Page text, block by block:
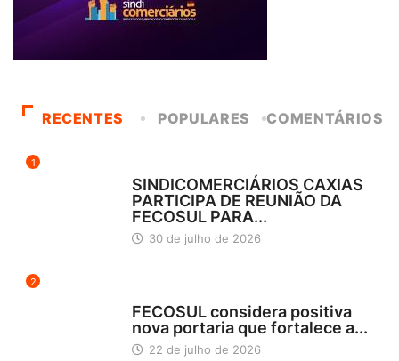
RECENTES POPULARES COMENTÁRIOS
1
SINDICOMERCIÁRIOS CAXIAS
PARTICIPA DE REUNIÃO DA
FECOSUL PARA...
30 de julho de 2026
2
FECOSUL considera positiva
nova portaria que fortalece a...
22 de julho de 2026